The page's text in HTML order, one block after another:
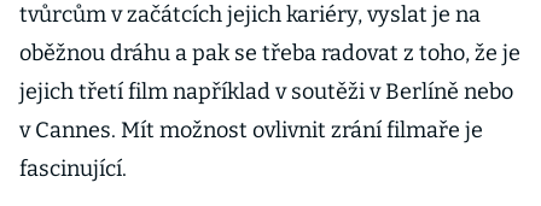
tvůrcům v začátcích jejich kariéry, vyslat je na
oběžnou dráhu a pak se třeba radovat z toho, že je
jejich třetí film například v soutěži v Berlíně nebo
v Cannes. Mít možnost ovlivnit zrání filmaře je
fascinující.